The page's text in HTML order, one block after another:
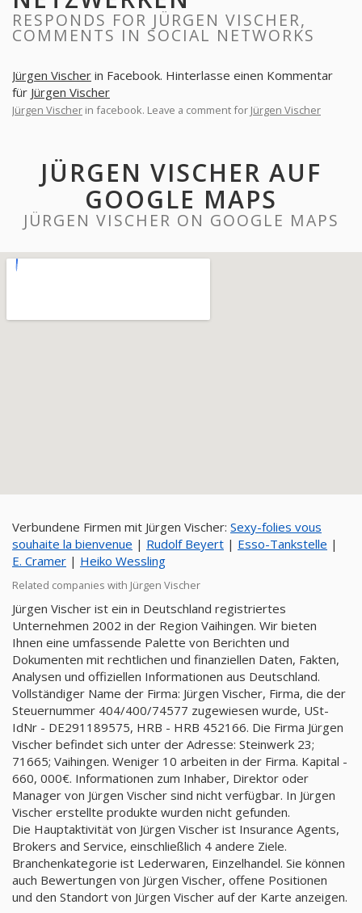
RESPONDS FOR JÜRGEN VISCHER,
COMMENTS IN SOCIAL NETWORKS
Jürgen Vischer in Facebook. Hinterlasse einen Kommentar
für Jürgen Vischer
Jürgen Vischer in facebook. Leave a comment for Jürgen Vischer
JÜRGEN VISCHER AUF
GOOGLE MAPS
JÜRGEN VISCHER ON GOOGLE MAPS
Verbundene Firmen mit Jürgen Vischer: Sexy-folies vous
souhaite la bienvenue | Rudolf Beyert | Esso-Tankstelle |
E. Cramer | Heiko Wessling
Related companies with Jürgen Vischer
Jürgen Vischer ist ein in Deutschland registriertes
Unternehmen 2002 in der Region Vaihingen. Wir bieten
Ihnen eine umfassende Palette von Berichten und
Dokumenten mit rechtlichen und finanziellen Daten, Fakten,
Analysen und offiziellen Informationen aus Deutschland.
Vollständiger Name der Firma: Jürgen Vischer, Firma, die der
Steuernummer 404/400/74577 zugewiesen wurde, USt-
IdNr - DE291189575, HRB - HRB 452166. Die Firma Jürgen
Vischer befindet sich unter der Adresse: Steinwerk 23;
71665; Vaihingen. Weniger 10 arbeiten in der Firma. Kapital -
660, 000€. Informationen zum Inhaber, Direktor oder
Manager von Jürgen Vischer sind nicht verfügbar. In Jürgen
Vischer erstellte produkte wurden nicht gefunden.
Die Hauptaktivität von Jürgen Vischer ist Insurance Agents,
Brokers and Service, einschließlich 4 andere Ziele.
Branchenkategorie ist Lederwaren, Einzelhandel. Sie können
auch Bewertungen von Jürgen Vischer, offene Positionen
und den Standort von Jürgen Vischer auf der Karte anzeigen.